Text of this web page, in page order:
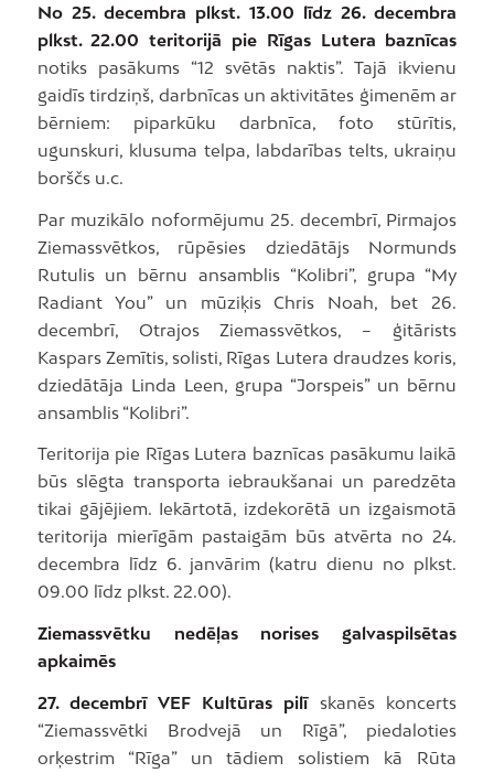
No 25. decembra plkst. 13.00 līdz 26. decembra
plkst. 22.00 teritorijā pie Rīgas Lutera baznīcas
notiks pasākums “12 svētās naktis”. Tajā ikvienu
gaidīs tirdziņš, darbnīcas un aktivitātes ģimenēm ar
bērniem: piparkūku darbnīca, foto stūrītis,
ugunskuri, klusuma telpa, labdarības telts, ukraiņu
borščs u.c.
Par muzikālo noformējumu 25. decembrī, Pirmajos
Ziemassvētkos, rūpēsies dziedātājs Normunds
Rutulis un bērnu ansamblis “Kolibri”, grupa “My
Radiant You” un mūziķis Chris Noah, bet 26.
decembrī, Otrajos Ziemassvētkos, – ģitārists
Kaspars Zemītis, solisti, Rīgas Lutera draudzes koris,
dziedātāja Linda Leen, grupa “Jorspeis” un bērnu
ansamblis “Kolibri”.
Teritorija pie Rīgas Lutera baznīcas pasākumu laikā
būs slēgta transporta iebraukšanai un paredzēta
tikai gājējiem. Iekārtotā, izdekorētā un izgaismotā
teritorija mierīgām pastaigām būs atvērta no 24.
decembra līdz 6. janvārim (katru dienu no plkst.
09.00 līdz plkst. 22.00).
Ziemassvētku nedēļas norises galvaspilsētas
apkaimēs
27. decembrī VEF Kultūras pilīskanēs koncerts
“Ziemassvētki Brodvejā un Rīgā”, piedaloties
orķestrim “Rīga” un tādiem solistiem kā Rūta